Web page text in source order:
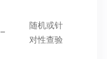
–
随机或针
对性查验